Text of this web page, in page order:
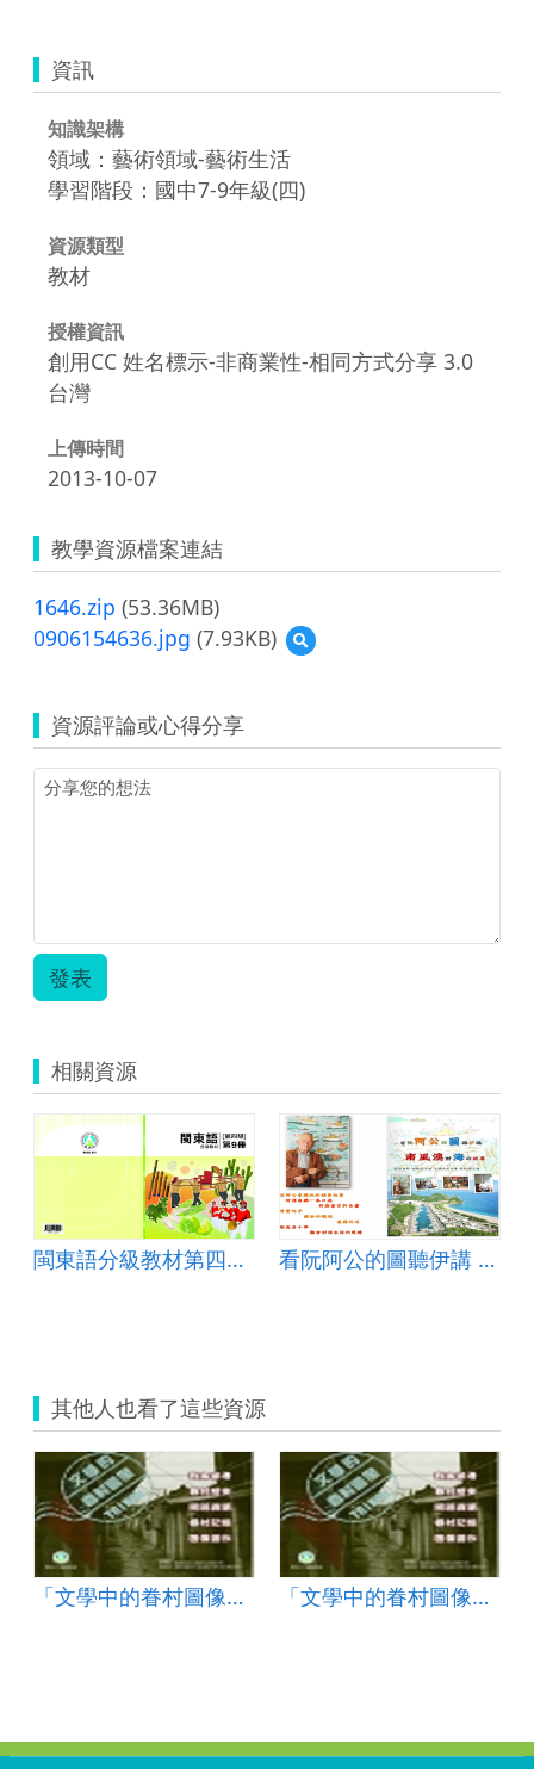
資訊
知識架構
領域：藝術領域-藝術生活
學習階段：國中7-9年級(四)
資源類型
教材
授權資訊
創用CC 姓名標示-非商業性-相同方式分享 3.0
台灣
上傳時間
2013-10-07
教學資源檔案連結
1646.zip (53.36MB)
0906154636.jpg (7.93KB)
預
覽
資源評論或心得分享
發表
相關資源
閩東語分級教材第四級第9冊 看阮阿公的圖聽伊講 南風澳討海的故事
其他人也看了這些資源
「文學中的眷村圖像」教案 「文學中的眷村圖像」教案